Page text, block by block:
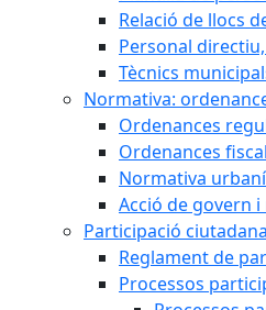
Relació de llocs
Personal
Tècnics
Normativa:
Ordenances
Ordenances
Normativa
Acció de govern
Participació ciutadana
Reglament de
Processos